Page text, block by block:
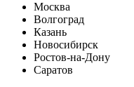
Москва
Волгоград
Казань
Новосибирск
Ростов-на-Дону
Саратов